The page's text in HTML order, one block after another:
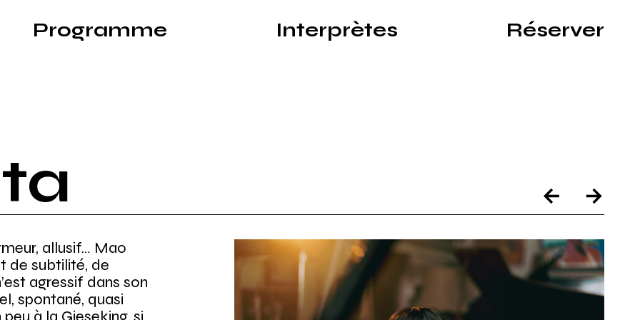
Programme Interprètes Réserver
← →
allusif… Mao
de subtilité, de
agressif dans son
spontané, quasi